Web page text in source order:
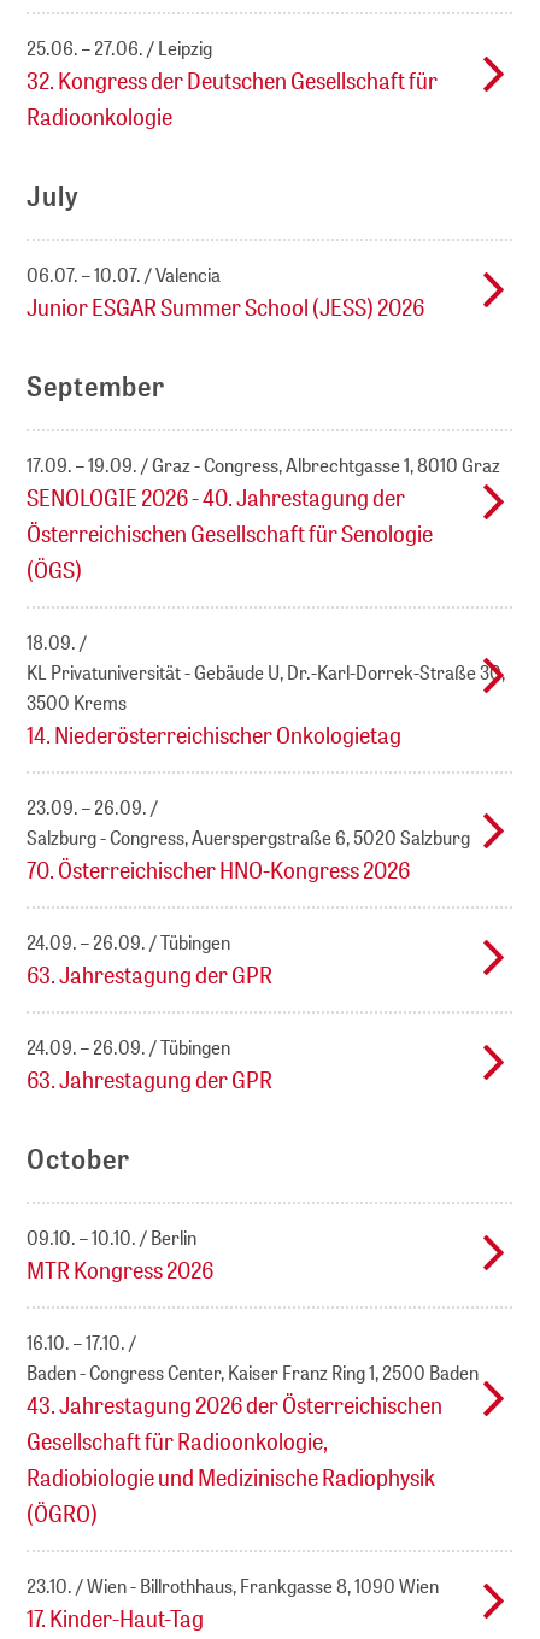
25.06. – 27.06. Leipzig
32. Kongress der Deutschen Gesellschaft für
Radioonkologie
July
06.07. – 10.07. Valencia
Junior ESGAR Summer School (JESS) 2026
September
17.09. – 19.09. Graz - Congress, Albrechtgasse 1, 8010 Graz
SENOLOGIE 2026 - 40. Jahrestagung der
Österreichischen Gesellschaft für Senologie
(ÖGS)
18.09.
KL Privatuniversität - Gebäude U, Dr.-Karl-Dorrek-Straße 30,
3500 Krems
14. Niederösterreichischer Onkologietag
23.09. – 26.09.
Salzburg - Congress, Auerspergstraße 6, 5020 Salzburg
70. Österreichischer HNO-Kongress 2026
24.09. – 26.09. Tübingen
63. Jahrestagung der GPR
24.09. – 26.09. Tübingen
63. Jahrestagung der GPR
October
09.10. – 10.10. Berlin
MTR Kongress 2026
16.10. – 17.10.
Baden - Congress Center, Kaiser Franz Ring 1, 2500 Baden
43. Jahrestagung 2026 der Österreichischen
Gesellschaft für Radioonkologie,
Radiobiologie und Medizinische Radiophysik
(ÖGRO)
23.10. Wien - Billrothhaus, Frankgasse 8, 1090 Wien
17. Kinder-Haut-Tag